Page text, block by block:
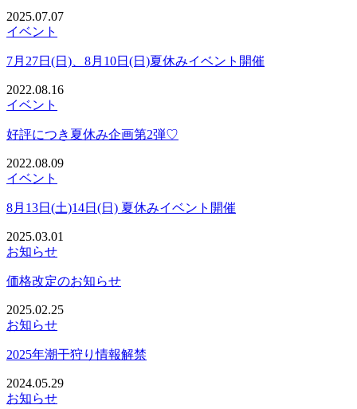
2025.07.07
イベント
7月27日(日)、8月10日(日)夏休みイベント開催
2022.08.16
イベント
好評につき夏休み企画第2弾♡
2022.08.09
イベント
8月13日(土)14日(日) 夏休みイベント開催
2025.03.01
お知らせ
価格改定のお知らせ
2025.02.25
お知らせ
2025年潮干狩り情報解禁
2024.05.29
お知らせ